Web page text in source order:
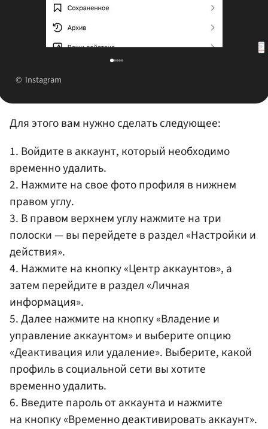
Instagram
Для этого вам нужно сделать следующее:
1. Войдите в аккаунт, который необходимо
временно удалить.
2. Нажмите на свое фото профиля в нижнем
правом углу.
3. В правом верхнем углу нажмите на три
полоски — вы перейдете в раздел «Настройки и
действия».
4. Нажмите на кнопку «Центр аккаунтов», а
затем перейдите в раздел «Личная
информация».
5. Далее нажмите на кнопку «Владение и
управление аккаунтом» и выберите опцию
«Деактивация или удаление». Выберите, какой
профиль в социальной сети вы хотите
временно удалить.
6. Введите пароль от аккаунта и нажмите
на кнопку «Временно деактивировать аккаунт».